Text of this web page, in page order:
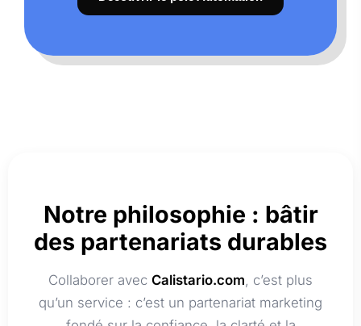
Notre philosophie : bâtir
des partenariats durables
Collaborer avec Calistario.com, c’est plus
qu’un service : c’est un partenariat marketing